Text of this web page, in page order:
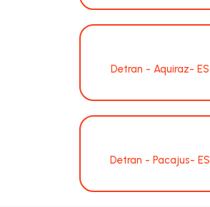
Detran - Aquiraz- ES
Detran - Pacajus- ES